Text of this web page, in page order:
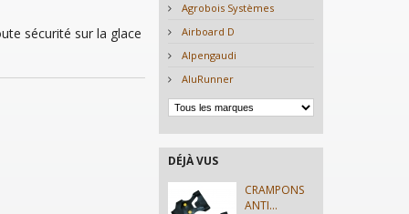
sécurité sur la glace
Agrobois Systèmes
Airboard D
Alpengaudi
AluRunner
DÉJÀ VUS
CRAMPONS
ANTI...